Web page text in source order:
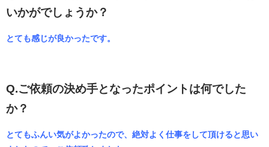
いかがでしょうか？
とても感じが良かったです。
Q.ご依頼の決め手となったポイントは何でした
か？
とてもふんい気がよかったので、絶対よく仕事をして頂けると思い